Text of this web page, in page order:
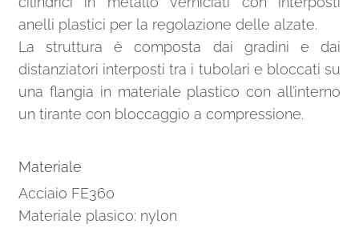
anelli plastici per la regolazione delle alzate.
La struttura è composta dai gradini e dai
distanziatori interposti tra i tubolari e bloccati su
una flangia in materiale plastico con all’interno
un tirante con bloccaggio a compressione.
Materiale
Acciaio FE360
Materiale plasico: nylon